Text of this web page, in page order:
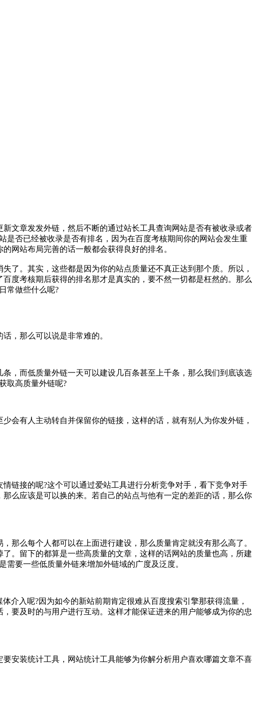
文章发发外链，然后不断的通过站长工具查询网站是否有被收录或者
是否已经被收录是否有排名，因为在百度考核期间你的网站会发生重
网站布局完善的话一般都会获得良好的排名。
了。其实，这些都是因为你的站点质量还不真正达到那个质。所以，
度考核期后获得的排名那才是真实的，要不然一切都是枉然的。那么
常做些什么呢?
，那么可以说是非常难的。
，而低质量外链一天可以建设几百条甚至上千条，那么我们到底该选
取高质量外链呢?
会有人主动转自并保留你的链接，这样的话，就有别人为你发外链，
链接的呢?这个可以通过爱站工具进行分析竞争对手，看下竞争对手
么应该是可以换的来。若自己的站点与他有一定的差距的话，那么你
那么每个人都可以在上面进行建设，那么质量肯定就没有那么高了。
。留下的都算是一些高质量的文章，这样的话网站的质量也高，所建
要一些低质量外链来增加外链域的广度及泛度。
介入呢?因为如今的新站前期肯定很难从百度搜索引擎那获得流量，
要及时的与用户进行互动。这样才能保证进来的用户能够成为你的忠
安装统计工具，网站统计工具能够为你解分析用户喜欢哪篇文章不喜